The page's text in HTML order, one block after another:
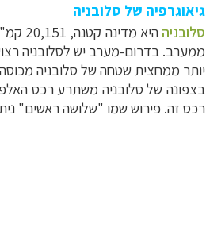
גיאוגרפיה של סלובניה
סלובניה היא מדינה קטנה, 20,151 קמ"ר שיטחה (כמדינת ישראל), הנמצאת בליבה של
ממערב. בדרום-מערב יש לסלובניה
יותר ממחצית שטחה של סלובניה מכוסה ביערות, עוד 25% מכוסים כרי דשא, ומעט למעלה מ-
בצפונה של סלובניה משתרע רכס
רכס זה. פירוש שמו "שלושה ראשים"